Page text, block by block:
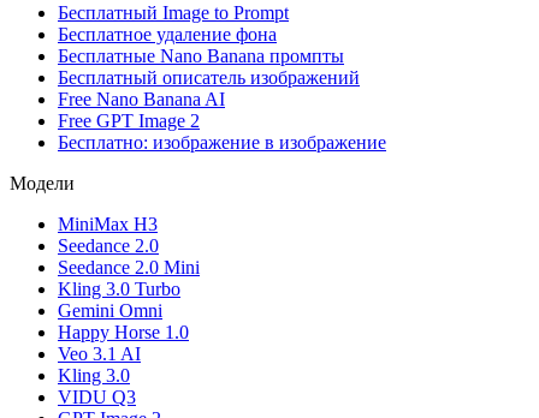
Бесплатный Image to Prompt
Бесплатное удаление фона
Бесплатные Nano Banana промпты
Бесплатный описатель изображений
Free Nano Banana AI
Free GPT Image 2
Бесплатно: изображение в изображение
Модели
MiniMax H3
Seedance 2.0
Seedance 2.0 Mini
Kling 3.0 Turbo
Gemini Omni
Happy Horse 1.0
Veo 3.1 AI
Kling 3.0
VIDU Q3